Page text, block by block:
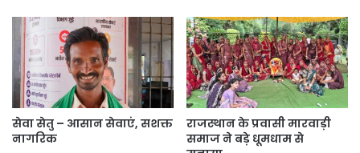
सेवा सेतु – आसान सेवाएं, सशक्त
नागरिक
राजस्थान के प्रवासी मारवाड़ी
समाज ने बड़े धूमधाम से